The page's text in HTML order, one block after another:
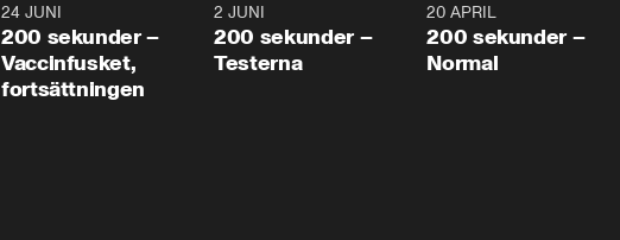
5:00
24 JUNI
200 sekunder –
Vaccinfusket,
fortsättningen
4:23
2 JUNI
200 sekunder –
Testerna
20 APRIL
200 sekunder –
Normal